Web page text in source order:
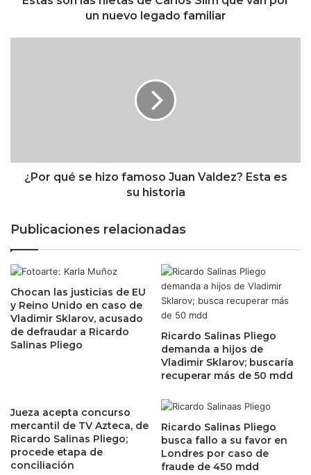
S
l
i
m
q
u
e
v
a
r
u
n
n
u
un nuevo legado familiar
e
f
a
m
o
s
o
J
u
a
l
d
e
z
?
¿Por qué se hizo famoso Juan Valdez? Esta es
su historia
Publicaciones relacionadas
Chocan las justicias de EU
y Reino Unido en caso de
Vladimir Sklarov, acusado
de defraudar a Ricardo
Salinas Pliego
Ricardo Salinas Pliego
demanda a hijos de
Vladimir Sklarov; buscaría
recuperar más de 50 mdd
Jueza acepta concurso
mercantil de TV Azteca, de
Ricardo Salinas Pliego;
procede etapa de
conciliación
Ricardo Salinas Pliego
busca fallo a su favor en
Londres por caso de
fraude de 450 mdd